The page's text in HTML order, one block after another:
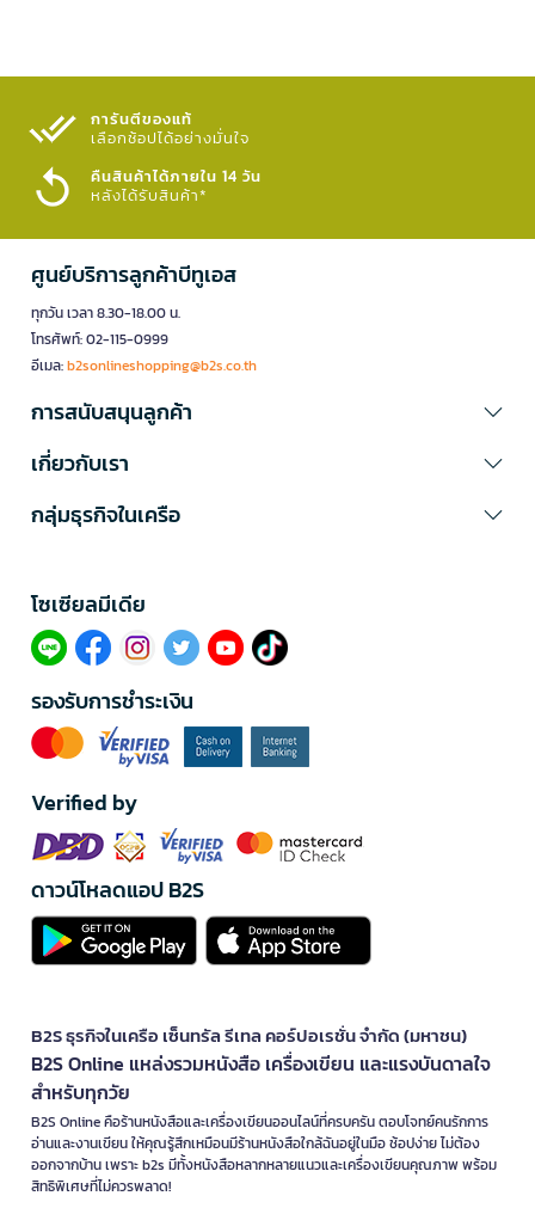
การันตีของแท้
เลือกช้อปได้อย่างมั่นใจ​
คืนสินค้าได้ภายใน 14 วัน
หลังได้รับสินค้า*
ศูนย์บริการลูกค้าบีทูเอส
ทุกวัน เวลา 8.30-18.00 น.
โทรศัพท์: 02-115-0999
อีเมล:b2sonlineshopping@b2s.co.th
การสนับสนุนลูกค้า
เกี่ยวกับเรา
กลุ่มธุรกิจในเครือ
โซเซียลมีเดีย​
รองรับการชำระเงิน
Verified by
ดาวน์โหลดแอป B2S
B2S ธุรกิจในเครือ เซ็นทรัล รีเทล คอร์ปอเรชั่น จำกัด (มหาชน)
B2S Online แหล่งรวมหนังสือ เครื่องเขียน และแรงบันดาลใจ
สำหรับทุกวัย
B2S Online คือร้านหนังสือและเครื่องเขียนออนไลน์ที่ครบครัน ตอบโจทย์คนรักการ
อ่านและงานเขียน ให้คุณรู้สึกเหมือนมีร้านหนังสือใกล้ฉันอยู่ในมือ ช้อปง่าย ไม่ต้อง
ออกจากบ้าน เพราะ b2s มีทั้งหนังสือหลากหลายแนวและเครื่องเขียนคุณภาพ พร้อม
สิทธิพิเศษที่ไม่ควรพลาด!